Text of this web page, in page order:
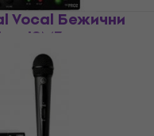
Vocal Бежични
+ ISM3: